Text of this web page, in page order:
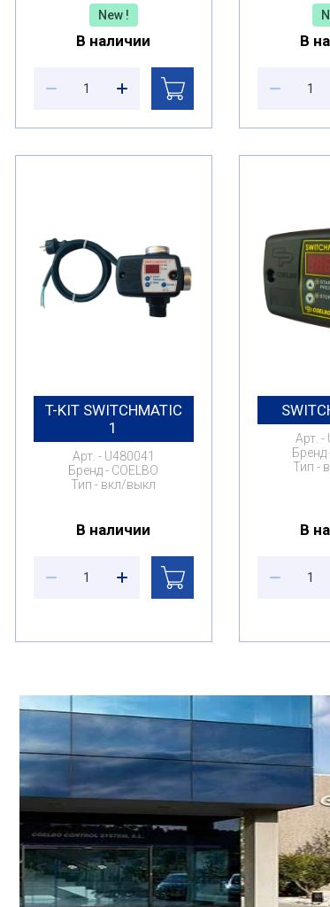
New !
В наличии В
T-KIT SWITCHMATIC
1
Арт.
U480041
Бренд
COELBO
Тип
вкл/выкл
В наличии
Арт.
Бренд
Тип
В